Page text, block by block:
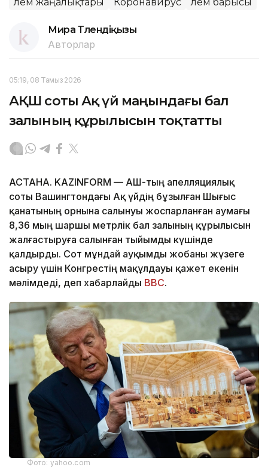
Мира Төлендіқызы
Авторлар
05:19, 08 Тамыз 2026
АҚШ соты Ақ үй маңындағы бал
залының құрылысын тоқтатты
АСТАНА. KAZINFORM — АҚШ-тың апелляциялық
соты Вашингтондағы Ақ үйдің бұзылған Шығыс
қанатының орнына салынуы жоспарланған аумағы
8,36 мың шаршы метрлік бал залының құрылысын
жалғастыруға салынған тыйымды күшінде
қалдырды. Сот мұндай ауқымды жобаны жүзеге
асыру үшін Конгрестің мақұлдауы қажет екенін
мәлімдеді, деп хабарлайды BBC.
Фото: yahoo.com